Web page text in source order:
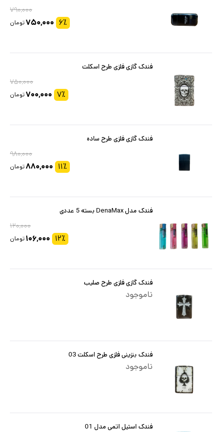
۷۹۰,۰۰۰
۶٪ ۷۵۰,۰۰۰تومان
فندک گازی فلزی طرح اسکلت
۷۵۰,۰۰۰
۷٪ ۷۰۰,۰۰۰تومان
فندک گازی فلزی طرح ساده
۹۸۰,۰۰۰
۱۱٪ ۸۸۰,۰۰۰تومان
فندک مدل DenaMax بسته 5 عددی
۱۲۰,۰۰۰
۱۲٪ ۱۰۶,۰۰۰ تومان
فندک گازی فلزی طرح صلیب
ناموجود
فندک بنزینی فلزی طرح اسکلت 03
ناموجود
فندک استیل اتمی مدل 01